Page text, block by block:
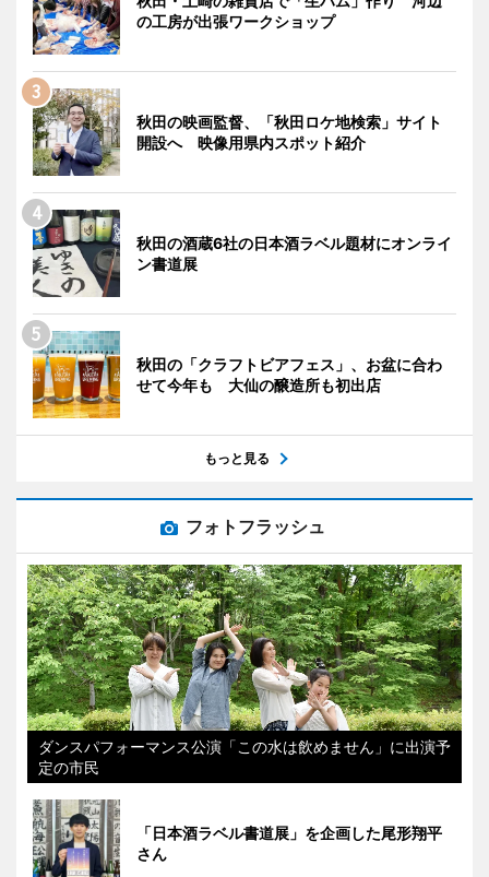
の工房が出張ワークショップ
秋田の映画監督、「秋田ロケ地検索」サイト
開設へ 映像用県内スポット紹介
秋田の酒蔵6社の日本酒ラベル題材にオンライ
ン書道展
秋田の「クラフトビアフェス」、お盆に合わ
せて今年も 大仙の醸造所も初出店
もっと見る
フォトフラッシュ
ダンスパフォーマンス公演「この水は飲めません」に出演予
定の市民
「日本酒ラベル書道展」を企画した尾形翔平
さん